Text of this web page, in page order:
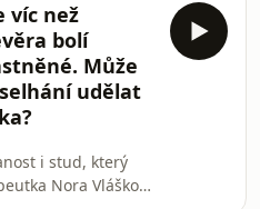
duši vysvětluje,
ale zrcadlo,
normou – a
hra
víc než
bolí
Může
udělat
i stud, který
Nora Vlášková